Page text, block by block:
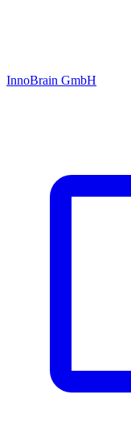
InnoBrain GmbH